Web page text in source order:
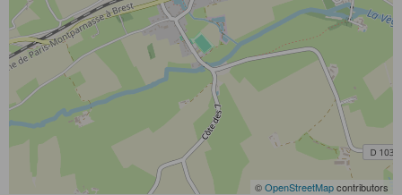
©OpenStreetMapcontributors